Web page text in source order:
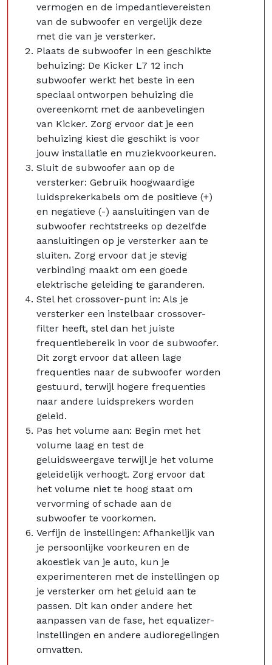
vermogen en de impedantievereisten
van de subwoofer en vergelijk deze
met die van je versterker.
Plaats de subwoofer in een geschikte
behuizing: De Kicker L7 12 inch
subwoofer werkt het beste in een
speciaal ontworpen behuizing die
overeenkomt met de aanbevelingen
van Kicker. Zorg ervoor dat je een
behuizing kiest die geschikt is voor
jouw installatie en muziekvoorkeuren.
Sluit de subwoofer aan op de
versterker: Gebruik hoogwaardige
luidsprekerkabels om de positieve (+)
en negatieve (-) aansluitingen van de
subwoofer rechtstreeks op dezelfde
aansluitingen op je versterker aan te
sluiten. Zorg ervoor dat je stevig
verbinding maakt om een goede
elektrische geleiding te garanderen.
Stel het crossover-punt in: Als je
versterker een instelbaar crossover-
filter heeft, stel dan het juiste
frequentiebereik in voor de subwoofer.
Dit zorgt ervoor dat alleen lage
frequenties naar de subwoofer worden
gestuurd, terwijl hogere frequenties
naar andere luidsprekers worden
geleid.
Pas het volume aan: Begin met het
volume laag en test de
geluidsweergave terwijl je het volume
geleidelijk verhoogt. Zorg ervoor dat
het volume niet te hoog staat om
vervorming of schade aan de
subwoofer te voorkomen.
Verfijn de instellingen: Afhankelijk van
je persoonlijke voorkeuren en de
akoestiek van je auto, kun je
experimenteren met de instellingen op
je versterker om het geluid aan te
passen. Dit kan onder andere het
aanpassen van de fase, het equalizer-
instellingen en andere audioregelingen
omvatten.